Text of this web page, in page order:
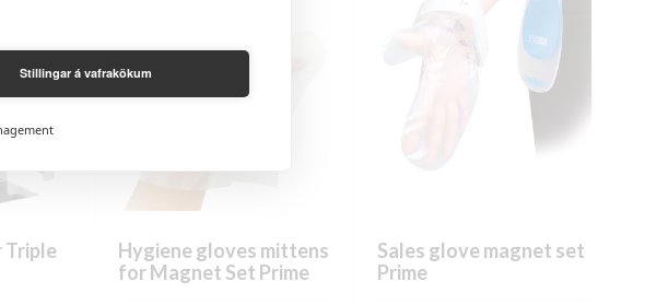
Stillingar á vafrakökum
Triple
Hygiene gloves mittens
for Magnet Set Prime
Sales glove magnet set
Prime